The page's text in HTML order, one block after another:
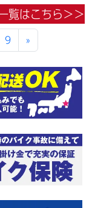
ｗｅｂローン・カー
まで、お気軽にお
無料サービス行っ
覧はこちら＞＞
9 »